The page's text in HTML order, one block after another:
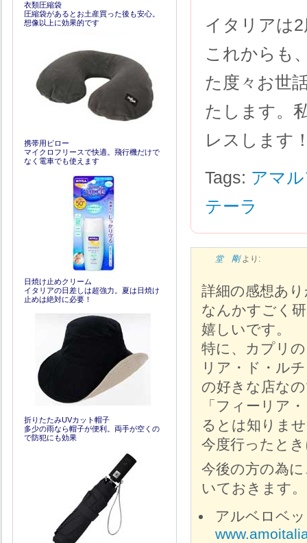
イタリアは
これからも
た度々お世
たします。
レスします
Tags: アマ
テーラ
堂 剛 より:
詳細の感想あ
なんかすごく
嬉しいです。
特に、カプリ
リア・ド・ル
の好きな店な
「フィーリア
るとは知りま
今度行ったと
今後の方の為
いておきます。
アルベロベ
衣類圧縮袋
圧縮袋があるとお土産買った後も安心。
想像以上に効果的です
携帯用ピロー
マイクロフリースで快適。飛行機だけで
なく電車でも使えます
日焼け止めクリーム
イタリアの日差しは超強力。夏は日焼け
止めは絶対に必要！
折りたたみUVカット帽子
多少の雨なら帽子が便利。両手が空くの
で防犯にも効果